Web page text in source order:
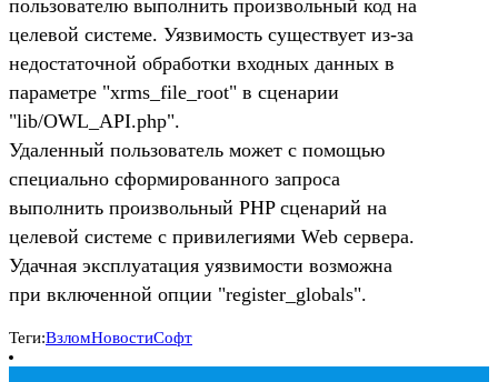
пользователю выполнить произвольный код на
целевой системе. Уязвимость существует из-за
недостаточной обработки входных данных в
параметре "xrms_file_root" в сценарии
"lib/OWL_API.php".
Удаленный пользователь может с помощью
специально сформированного запроса
выполнить произвольный PHP сценарий на
целевой системе с привилегиями Web сервера.
Удачная эксплуатация уязвимости возможна
при включенной опции "register_globals".
Теги:ВзломНовостиСофт